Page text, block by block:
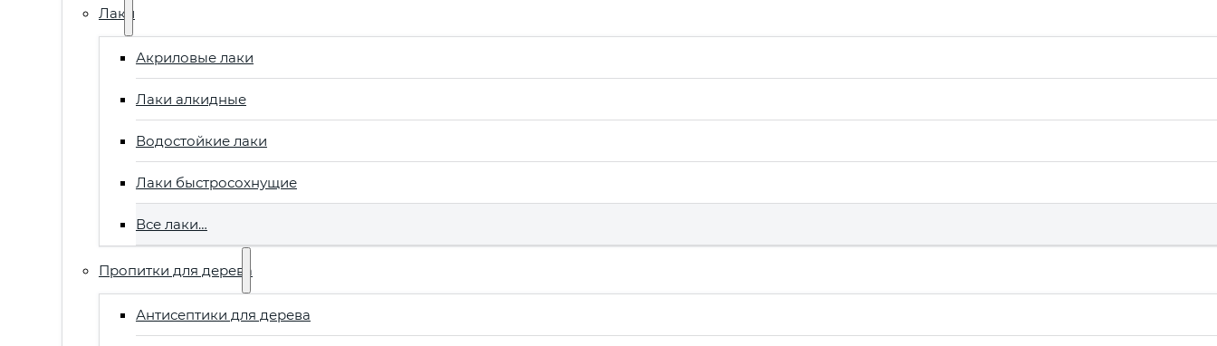
Лаки
Акриловые лаки
Лаки алкидные
Водостойкие лаки
Лаки быстросохнущие
Все лаки…
Пропитки для дерева
Антисептики для дерева